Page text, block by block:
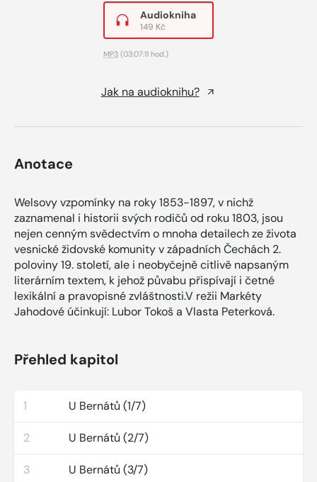
Audiokniha
149 Kč
MP3 (03:07:11 hod.)
Jak na audioknihu?
Anotace
Welsovy vzpomínky na roky 1853-1897, v nichž
zaznamenal i historii svých rodičů od roku 1803, jsou
nejen cenným svědectvím o mnoha detailech ze života
vesnické židovské komunity v západních Čechách 2.
poloviny 19. století, ale i neobyčejně citlivě napsaným
literárním textem, k jehož půvabu přispívají i četné
lexikální a pravopisné zvláštnosti.V režii Markéty
Jahodové účinkují: Lubor Tokoš a Vlasta Peterková.
Přehled kapitol
1 U Bernátů (1/7)
2 U Bernátů (2/7)
3 U Bernátů (3/7)